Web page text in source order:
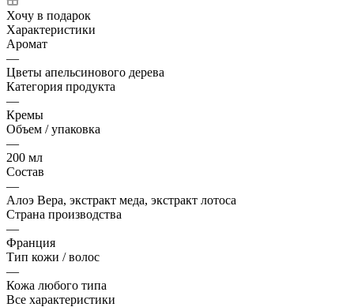
Хочу в подарок
Характеристики
Аромат
—
Цветы апельсинового дерева
Категория продукта
—
Кремы
Объем / упаковка
—
200 мл
Состав
—
Алоэ Вера, экстракт меда, экстракт лотоса
Страна производства
—
Франция
Тип кожи / волос
—
Кожа любого типа
Все характеристики